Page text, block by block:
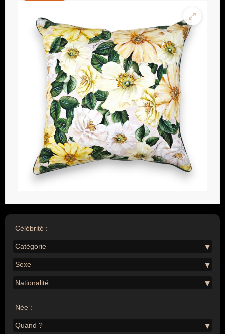
Célébrité :
Catégorie
Sexe
Nationalité
Née :
Quand ?